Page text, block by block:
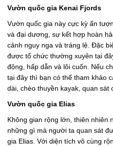
Vườn quốc gia Kenai Fjords
Vườn quốc gia này cực kỳ ấn
và đại dương, sự kết hợp hoàn
cảnh nguy nga và tráng lệ. Đặc
được tổ chức thường xuyên tại
động, hấp dẫn và lôi cuốn. Nếu
tại đây thì bạn có thể tham khảo
dài, chèo thuyền kayak, quan sát
Vườn quốc gia Elias
Không gian rộng lớn, thiên nhiên
những gì mà người ta quan sát
gia Elias. Với diện tích vô cùng